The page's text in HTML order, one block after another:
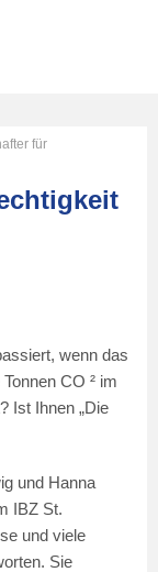
für
wenn das
CO ² im
Ist Ihnen „Die
und Hanna
IBZ St.
und viele
Sie